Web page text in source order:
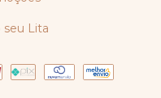
seu Lita